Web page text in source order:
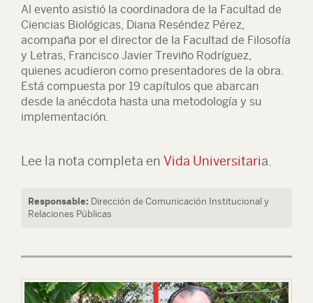
Al evento asistió la coordinadora de la Facultad de
Ciencias Biológicas, Diana Reséndez Pérez,
acompaña por el director de la Facultad de Filosofía
y Letras, Francisco Javier Treviño Rodríguez,
quienes acudieron como presentadores de la obra.
Está compuesta por 19 capítulos que abarcan
desde la anécdota hasta una metodología y su
implementación.
Lee la nota completa en Vida Universitaria.
Responsable: Dirección de Comunicación Institucional y
Relaciones Públicas